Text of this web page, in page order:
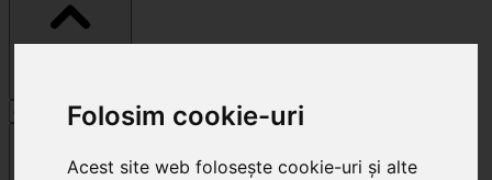
Folosim cookie-uri
Acest site web folosește cookie-uri și alte